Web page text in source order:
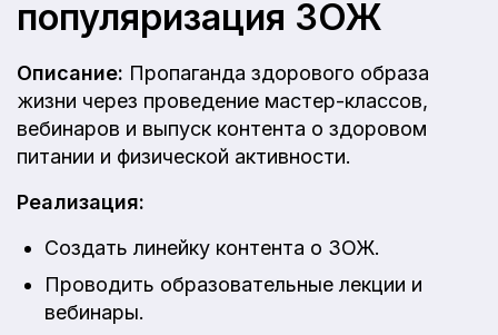
популяризация ЗОЖ
Описание: Пропаганда здорового образа
жизни через проведение мастер-классов,
вебинаров и выпуск контента о здоровом
питании и физической активности.
Реализация:
Создать линейку контента о ЗОЖ.
Проводить образовательные лекции и
вебинары.